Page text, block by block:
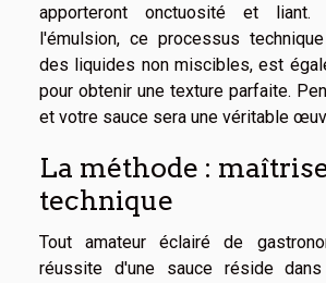
apporteront onctuosité et
l'émulsion, ce processus
des liquides non miscibles, est
pour obtenir une texture parfaite.
et votre sauce sera une véritable
La méthode :
technique
Tout amateur éclairé de
réussite d'une sauce réside